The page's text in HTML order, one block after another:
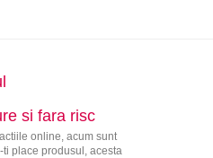
si fara risc
online, acum sunt
place produsul, acesta